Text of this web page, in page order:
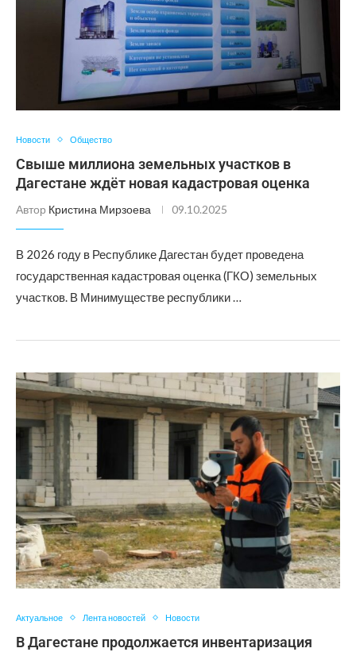
Новости Общество
Свыше миллиона земельных участков в
Дагестане ждёт новая кадастровая оценка
Автор Кристина Мирзоева 09.10.2025
В 2026 году в Республике Дагестан будет проведена
государственная кадастровая оценка (ГКО) земельных
участков. В Минимуществе республики …
Актуальное Лента новостей Новости
В Дагестане продолжается инвентаризация